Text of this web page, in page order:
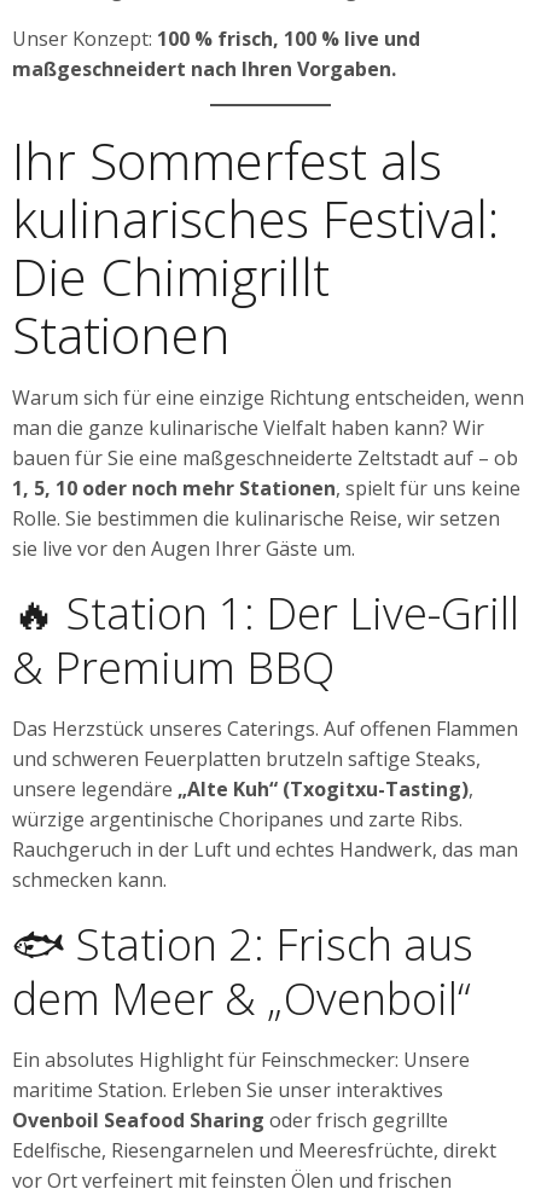
Unser Konzept: 100 % frisch, 100 % live und
maßgeschneidert nach Ihren Vorgaben.
Ihr Sommerfest als
kulinarisches Festival:
Die Chimigrillt
Stationen
Warum sich für eine einzige Richtung entscheiden, wenn
man die ganze kulinarische Vielfalt haben kann? Wir
bauen für Sie eine maßgeschneiderte Zeltstadt auf – ob
1, 5, 10 oder noch mehr Stationen, spielt für uns keine
Rolle. Sie bestimmen die kulinarische Reise, wir setzen
sie live vor den Augen Ihrer Gäste um.
🔥 Station 1: Der Live-Grill
& Premium BBQ
Das Herzstück unseres Caterings. Auf offenen Flammen
und schweren Feuerplatten brutzeln saftige Steaks,
unsere legendäre „Alte Kuh“ (Txogitxu-Tasting),
würzige argentinische Choripanes und zarte Ribs.
Rauchgeruch in der Luft und echtes Handwerk, das man
schmecken kann.
🐟 Station 2: Frisch aus
dem Meer & „Ovenboil“
Ein absolutes Highlight für Feinschmecker: Unsere
maritime Station. Erleben Sie unser interaktives
Ovenboil Seafood Sharing oder frisch gegrillte
Edelfische, Riesengarnelen und Meeresfrüchte, direkt
vor Ort verfeinert mit feinsten Ölen und frischen